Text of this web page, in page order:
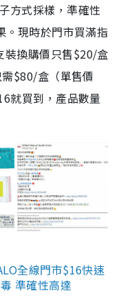
方式採樣，準確性
。現時於門市買滿指
裝換購價只售$20/盒
需$80/盒（單售價
就買到，產品數量
全線門市$16快速
準確性高達